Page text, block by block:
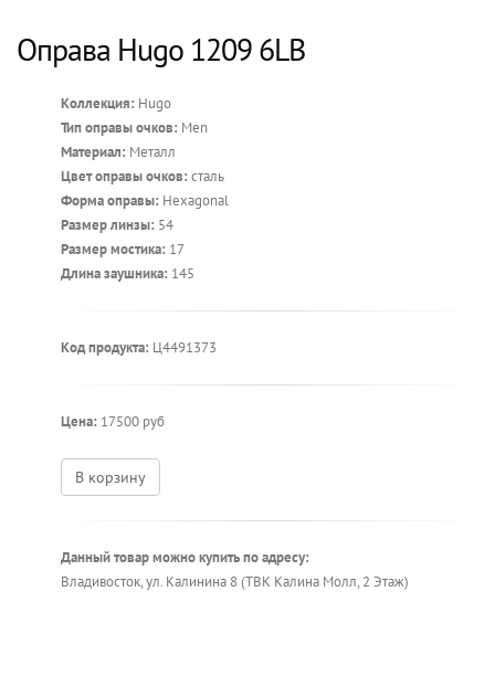
Оправа Hugo 1209 6LB
Коллекция: Hugo
Тип оправы очков: Men
Материал: Металл
Цвет оправы очков: сталь
Форма оправы: Hexagonal
Размер линзы: 54
Размер мостика: 17
Длина заушника: 145
Код продукта: Ц4491373
Цена: 17500 руб
В корзину
Данный товар можно купить по адресу:
Владивосток, ул. Калинина 8 (ТВК Калина Молл, 2 Этаж)